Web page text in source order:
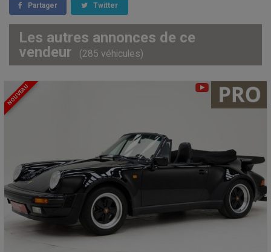
Partager Twitter
Les autres annonces de ce
vendeur
(285 véhicules)
NOUVEAU